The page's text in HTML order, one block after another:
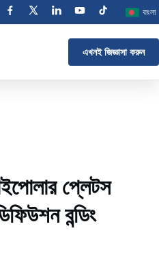
বাংলা
এখনই জিজ্ঞাসা করুন
প্লেটস
বন্ডিং